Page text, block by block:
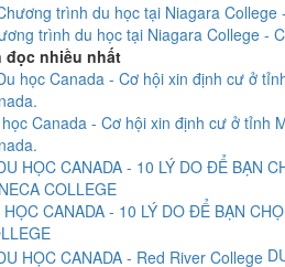
trình du học tại Niagara College -
đọc nhiều nhất
Canada - Cơ hội xin định cư ở tỉnh
HỌC CANADA - 10 LÝ DO ĐỂ BẠN